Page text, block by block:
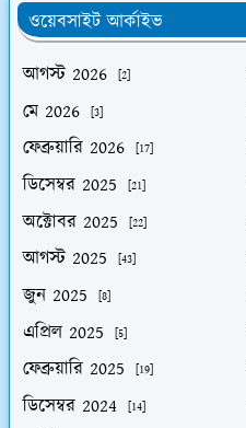
ওয়েবসাইট আর্কাইভ
আগস্ট 2026
[2]
মে 2026 [3]
ফেব্রুয়ারি 2026 [17]
ডিসেম্বর 2025 [21]
অক্টোবর 2025 [22]
আগস্ট 2025 [43]
জুন 2025 [8]
এপ্রিল 2025 [5]
ফেব্রুয়ারি 2025 [19]
ডিসেম্বর 2024 [14]